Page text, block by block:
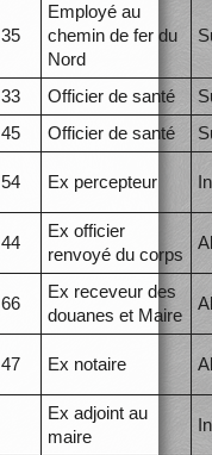
35
Employé au
chemin de fer du
Nord
33 Officier de santé
45 Officier de santé
54 Ex percepteur
44
Ex officier
renvoyé du corps
66
Ex receveur des
douanes et Maire
47 Ex notaire
Ex adjoint au
maire